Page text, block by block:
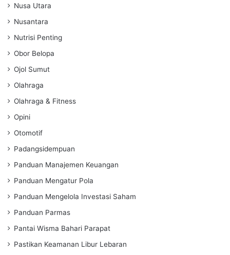
Nusa Utara
Nusantara
Nutrisi Penting
Obor Belopa
Ojol Sumut
Olahraga
Olahraga & Fitness
Opini
Otomotif
Padangsidempuan
Panduan Manajemen Keuangan
Panduan Mengatur Pola
Panduan Mengelola Investasi Saham
Panduan Parmas
Pantai Wisma Bahari Parapat
Pastikan Keamanan Libur Lebaran